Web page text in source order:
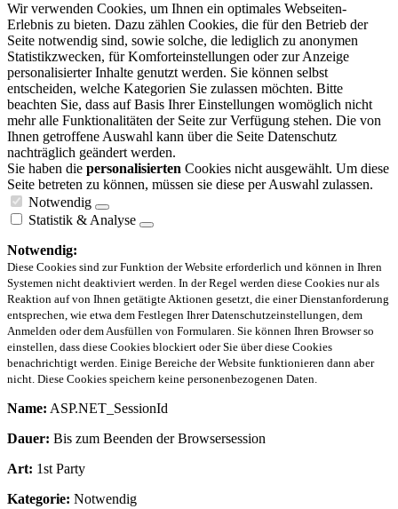
Wir verwenden Cookies, um Ihnen ein optimales Webseiten-
Erlebnis zu bieten. Dazu zählen Cookies, die für den Betrieb der
Seite notwendig sind, sowie solche, die lediglich zu anonymen
Statistikzwecken, für Komforteinstellungen oder zur Anzeige
personalisierter Inhalte genutzt werden. Sie können selbst
entscheiden, welche Kategorien Sie zulassen möchten. Bitte
beachten Sie, dass auf Basis Ihrer Einstellungen womöglich nicht
mehr alle Funktionalitäten der Seite zur Verfügung stehen. Die von
Ihnen getroffene Auswahl kann über die Seite Datenschutz
nachträglich geändert werden.
Sie haben die personalisierten Cookies nicht ausgewählt. Um diese
Seite betreten zu können, müssen sie diese per Auswahl zulassen.
Notwendig
Statistik & Analyse
Notwendig:
Diese Cookies sind zur Funktion der Website erforderlich und können in Ihren
Systemen nicht deaktiviert werden. In der Regel werden diese Cookies nur als
Reaktion auf von Ihnen getätigte Aktionen gesetzt, die einer Dienstanforderung
entsprechen, wie etwa dem Festlegen Ihrer Datenschutzeinstellungen, dem
Anmelden oder dem Ausfüllen von Formularen. Sie können Ihren Browser so
einstellen, dass diese Cookies blockiert oder Sie über diese Cookies
benachrichtigt werden. Einige Bereiche der Website funktionieren dann aber
nicht. Diese Cookies speichern keine personenbezogenen Daten.
Name: ASP.NET_SessionId
Dauer: Bis zum Beenden der Browsersession
Art: 1st Party
Kategorie: Notwendig